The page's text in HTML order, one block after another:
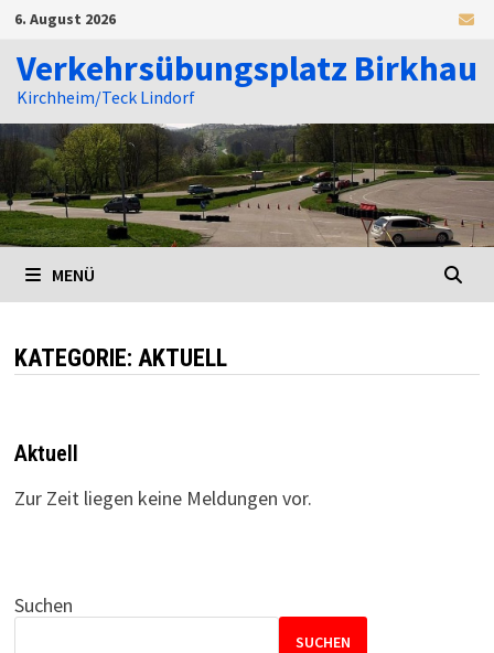
Zum
springen
6. August 2026
Verkehrsübungsplatz Birkhau
Kirchheim/Teck Lindorf
MENÜ
KATEGORIE: AKTUELL
Aktuell
Zur Zeit liegen keine Meldungen vor.
Suchen
SUCHEN